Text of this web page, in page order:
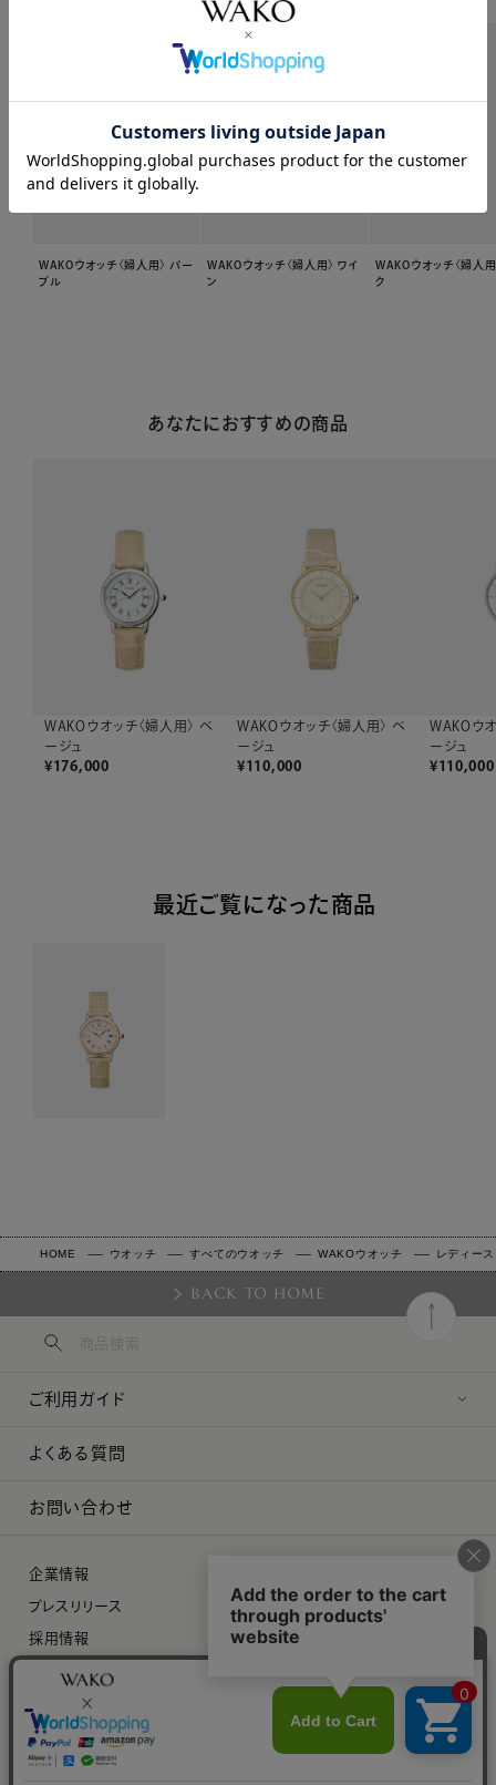
WAKOウオッチ〈婦人用〉 パー
プル
WAKOウオッチ〈婦人用〉 ワイ
ン
WAKOウオッチ〈婦人用
ク
あなたにおすすめの商品
WAKOウオッチ〈婦人用〉 ベ
ージュ
¥176,000
WAKOウオッチ〈婦人用〉 ベ
ージュ
¥110,000
WAKOウ
ージュ
¥110,000
最近ご覧になった商品
HOME ウオッチ すべてのウオッチ WAKOウオッチ レディース
BACK TO HOME
ご利用ガイド
よくある質問
お問い合わせ
企業情報
プレスリリース
採用情報
特定商取引に関する法律に基づく表示
プライバシーポリシー